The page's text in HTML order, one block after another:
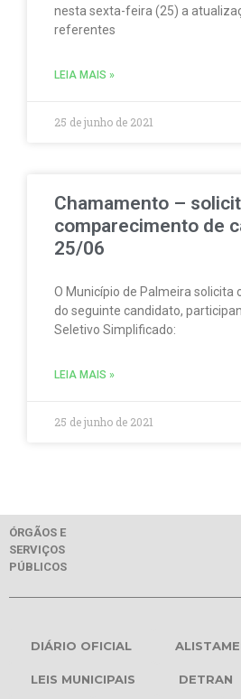
nesta sexta-feira (25) a
referentes
LEIA MAIS »
25 de junho de 2021
Chamamento –
comparecimento de
25/06
O Município de Palmeira solicita
do seguinte candidato,
Seletivo Simplificado:
LEIA MAIS »
25 de junho de 2021
ÓRGÃOS E
SERVIÇOS
PÚBLICOS
DIÁRIO OFICIAL
LEIS MUNICIPAIS DETRAN